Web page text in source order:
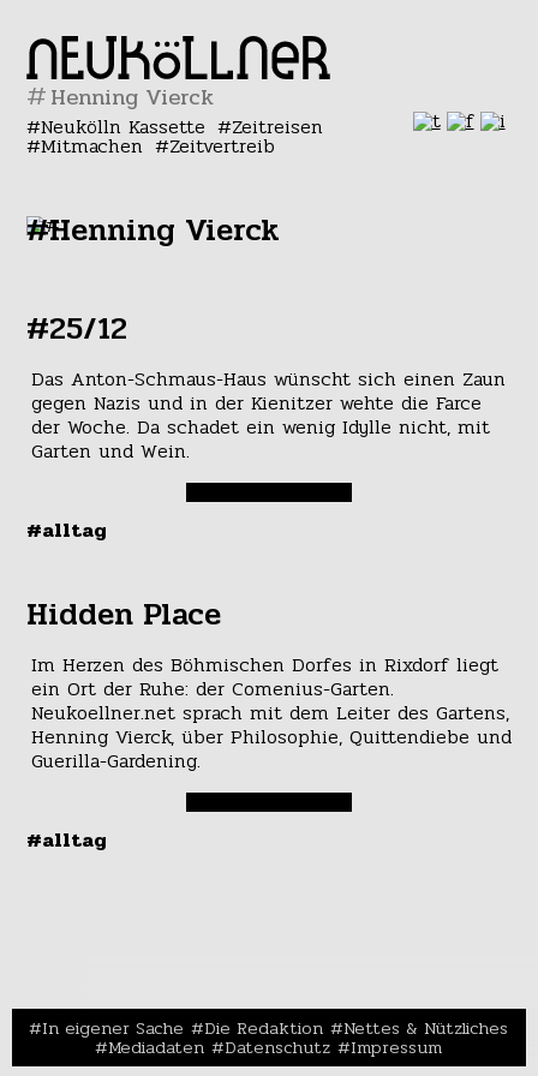
#
Neukölln Kassette Zeitreisen
Mitmachen Zeitvertreib
#Henning Vierck
#25/12
Das Anton-Schmaus-Haus wünscht sich einen Zaun
gegen Nazis und in der Kienitzer wehte die Farce
der Woche. Da schadet ein wenig Idylle nicht, mit
Garten und Wein.
#alltag
Hidden Place
Im Herzen des Böhmischen Dorfes in Rixdorf liegt
ein Ort der Ruhe: der Comenius-Garten.
Neukoellner.net sprach mit dem Leiter des Gartens,
Henning Vierck, über Philosophie, Quittendiebe und
Guerilla-Gardening.
#alltag
In eigener Sache Die Redaktion Nettes & Nützliches
Mediadaten Datenschutz Impressum